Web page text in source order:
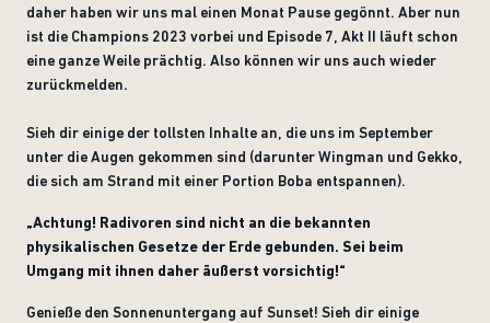
daher haben wir uns mal einen Monat Pause gegönnt. Aber nun
ist die Champions 2023 vorbei und Episode 7, Akt II läuft schon
eine ganze Weile prächtig. Also können wir uns auch wieder
zurückmelden.
Sieh dir einige der tollsten Inhalte an, die uns im September
unter die Augen gekommen sind (darunter Wingman und Gekko,
die sich am Strand mit einer Portion Boba entspannen).
„Achtung! Radivoren sind nicht an die bekannten
physikalischen Gesetze der Erde gebunden. Sei beim
Umgang mit ihnen daher äußerst vorsichtig!“
Genieße den Sonnenuntergang auf Sunset! Sieh dir einige